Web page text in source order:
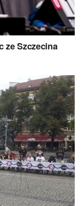
ze Szczecina